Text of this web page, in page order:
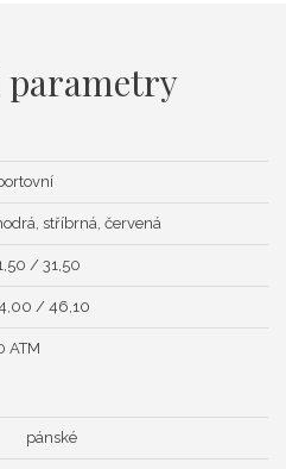
parametry
stříbrná, červená
/ 31,50
/ 46,10
ATM
pánské